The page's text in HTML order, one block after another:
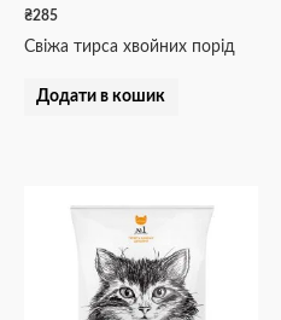
₴285
Свіжа тирса хвойних порід
Додати в кошик